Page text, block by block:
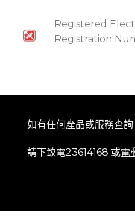
Registered
Registration
如有任何產品或服務查詢
請下致電23614168 或電